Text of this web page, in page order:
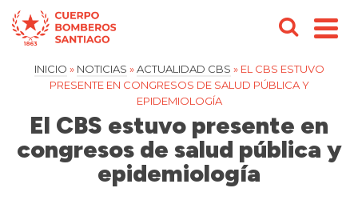
INICIO » NOTICIAS » ACTUALIDAD CBS » EL CBS ESTUVO
PRESENTE EN CONGRESOS DE SALUD PÚBLICA Y
EPIDEMIOLOGÍA
El CBS estuvo presente en
congresos de salud pública y
epidemiología